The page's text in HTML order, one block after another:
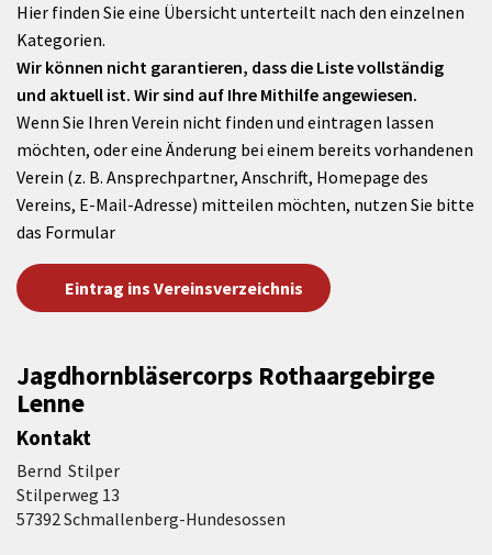
Hier finden Sie eine Übersicht unterteilt nach den einzelnen
Kategorien.
Wir können nicht garantieren, dass die Liste vollständig
und aktuell ist. Wir sind auf Ihre Mithilfe angewiesen.
Wenn Sie Ihren Verein nicht finden und eintragen lassen
möchten, oder eine Änderung bei einem bereits vorhandenen
Verein (z. B. Ansprechpartner, Anschrift, Homepage des
Vereins, E-Mail-Adresse) mitteilen möchten, nutzen Sie bitte
das Formular
Eintrag ins Vereinsverzeichnis
Jagdhornbläsercorps Rothaargebirge
Lenne
Kontakt
Bernd Stilper
Stilperweg 13
57392 Schmallenberg-Hundesossen